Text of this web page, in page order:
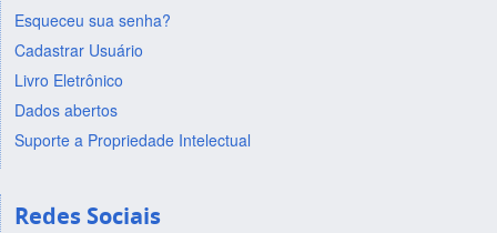
Esqueceu sua senha?
Cadastrar Usuário
Livro Eletrônico
Dados abertos
Suporte a Propriedade Intelectual
Redes Sociais